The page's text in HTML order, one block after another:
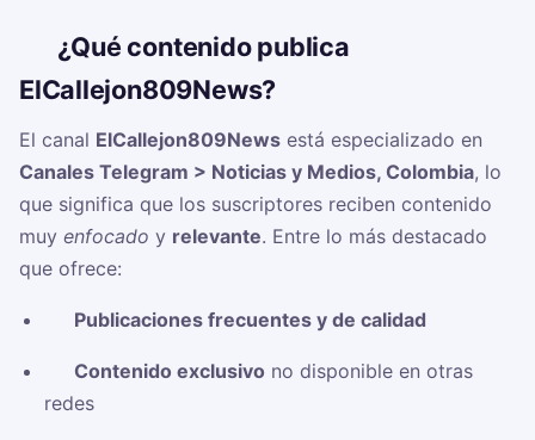
¿Qué contenido publica
ElCallejon809News?
El canal ElCallejon809News está especializado en
Canales Telegram > Noticias y Medios, Colombia, lo
que significa que los suscriptores reciben contenido
muy enfocado y relevante. Entre lo más destacado
que ofrece:
Publicaciones frecuentes y de calidad
Contenido exclusivo no disponible en otras
redes